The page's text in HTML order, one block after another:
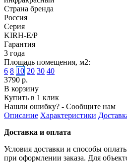
Страна бренда
Россия
Серия
KIRH-E/P
Гарантия
3 года
Площадь помещения, м2:
6 8 10 20 30 40
3790 р.
В корзину
Купить в 1 клик
Нашли ошибку? - Сообщите нам
Описание Характеристики
Доставка и оплата
Условия доставки и способы
при оформлении заказа. Для